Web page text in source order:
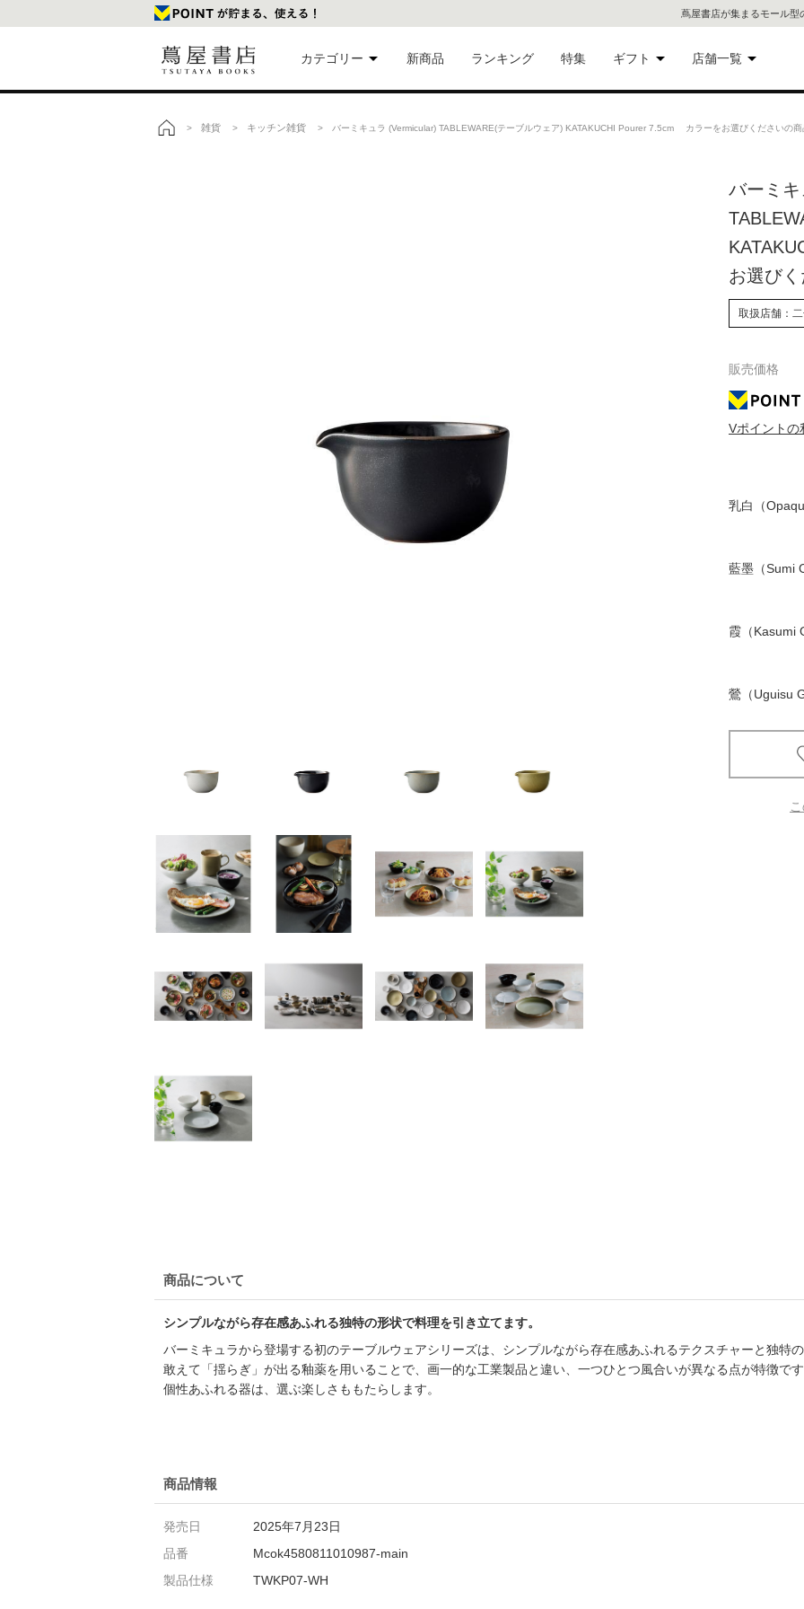
蔦屋書店が集まるモール型
カテゴリー
美術品
家電
新商品 ランキング 特集 ギフト
ギフトにおすすめ
店舗一覧
代官
屋書店
銀座
書店
六本
屋書店
蔦屋
枚方
書店
六本
> 雑貨 > キッチン雑貨 > バーミキュラ (Vermicular) TABLEWARE(テーブルウェア) KATAKUCHI Pourer 7.5cm カラーをお選びくださいの商
バーミ
お選び
取扱店舗：
販売価格
Vポイントの
乳白（
藍墨（Sumi
霞（Kasumi
鶯（Uguisu
商品について
シンプルながら存在感あふれる独特の形状で料理を引き立てます。
バーミキュラから登場する初のテーブルウェアシリーズは、シンプルながら存在感あふれるテクスチャーと独特
敢えて「揺らぎ」が出る釉薬を用いることで、画一的な工業製品と違い、一つひとつ風合いが異なる点が特徴です
個性あふれる器は、選ぶ楽しさももたらします。
商品情報
発売日
2025年7月23日
品番
Mcok4580811010987-main
製品仕様
TWKP07-WH